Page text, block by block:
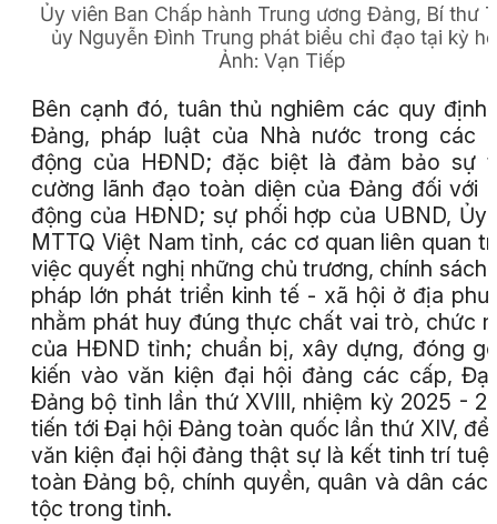
Ủy viên Ban Chấp hành Trung ương Đảng, Bí thư
ủy Nguyễn Đình Trung phát biểu chỉ đạo tại kỳ
Ảnh: Vạn Tiếp
Bên cạnh đó, tuân thủ nghiêm các quy định
Đảng, pháp luật của Nhà nước trong các
động của HĐND; đặc biệt là đảm bảo sự
cường lãnh đạo toàn diện của Đảng đối với
động của HĐND; sự phối hợp của UBND, Ủy
MTTQ Việt Nam tỉnh, các cơ quan liên quan
việc quyết nghị những chủ trương, chính sách,
pháp lớn phát triển kinh tế - xã hội ở địa
nhằm phát huy đúng thực chất vai trò, chức
của HĐND tỉnh; chuẩn bị, xây dựng, đóng
kiến vào văn kiện đại hội đảng các cấp,
Đảng bộ tỉnh lần thứ XVIII, nhiệm kỳ 2025 -
tiến tới Đại hội Đảng toàn quốc lần thứ XIV, để
văn kiện đại hội đảng thật sự là kết tinh trí tuệ
toàn Đảng bộ, chính quyền, quân và dân các
tộc trong tỉnh.